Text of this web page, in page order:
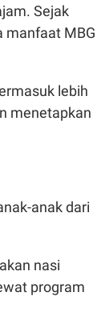
Sejak
manfaat MBG
lebih
menetapkan
anak dari
nasi
program